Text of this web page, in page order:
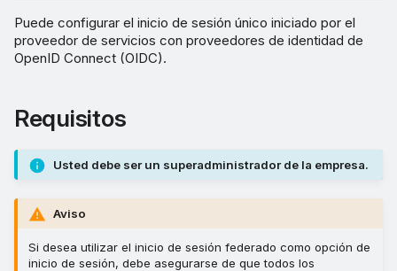
中文（繁體）
Configurar una integración
de aplicaciones para
Sophos Central
necesita para añadir Okta
identidad
Utilizar Google Workspace
como un proveedor de
identidad
Puede configurar el inicio de sesión único iniciado por el
proveedor de servicios con proveedores de identidad de
OpenID Connect (OIDC).
Requisitos
Usted debe ser un superadministrador de la empresa.
Aviso
Si desea utilizar el inicio de sesión federado como opción de
inicio de sesión, debe asegurarse de que todos los